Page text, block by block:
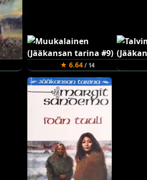
★ 6.64/ 14